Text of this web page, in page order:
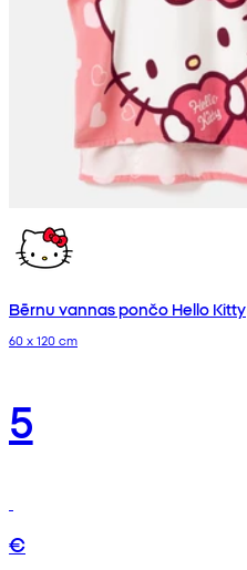
Bērnu vannas pončo Hello Kitty
60 x 120 cm
5
€